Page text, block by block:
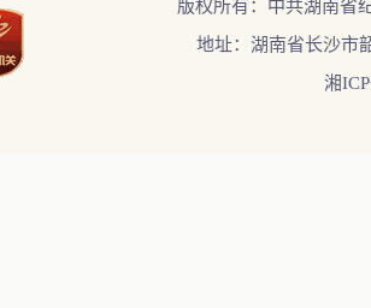
版权所有：中共湖南省
地址：湖南省长沙市
湘